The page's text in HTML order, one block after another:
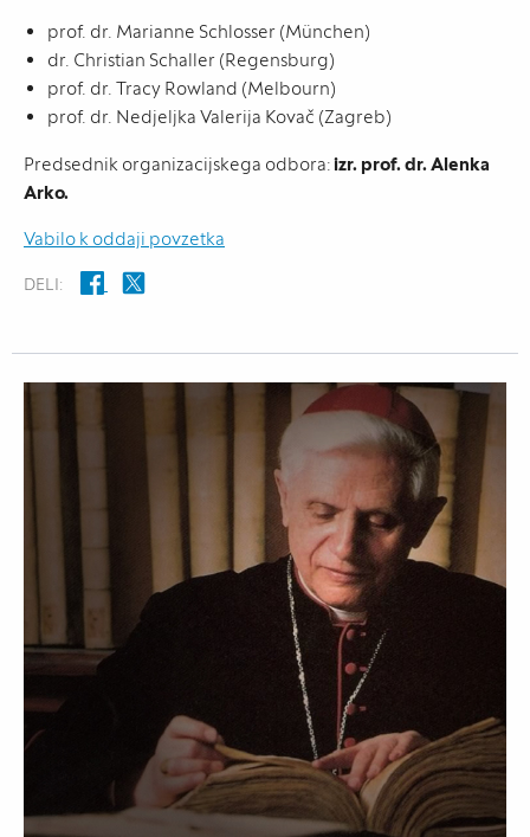
prof. dr. Marianne Schlosser (München)
dr. Christian Schaller (Regensburg)
prof. dr. Tracy Rowland (Melbourn)
prof. dr. Nedjeljka Valerija Kovač (Zagreb)
Predsednik organizacijskega odbora:izr. prof. dr. Alenka
Arko.
Vabilo k oddaji povzetka
DELI: